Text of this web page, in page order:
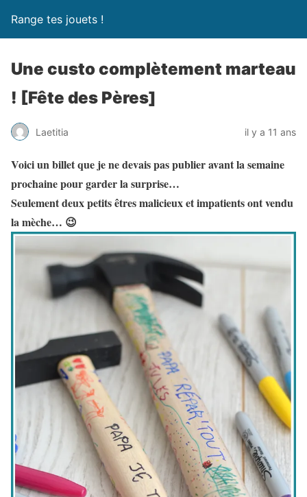
Range tes jouets !
Une custo complètement marteau
! [Fête des Pères]
Laetitia il y a 11 ans
Voici un billet que je ne devais pas publier avant la semaine
prochaine pour garder la surprise…
Seulement deux petits êtres malicieux et impatients ont vendu
la mèche… 😉